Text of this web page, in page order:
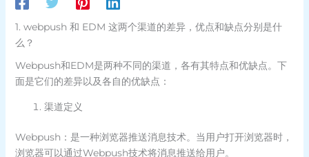
1. webpush 和 EDM 这两个渠道的差异，优点和缺点分别是什
么？
Webpush和EDM是两种不同的渠道，各有其特点和优缺点。下
面是它们的差异以及各自的优缺点：
渠道定义
Webpush：是一种浏览器推送消息技术。当用户打开浏览器时，
浏览器可以通过Webpush技术将消息推送给用户。